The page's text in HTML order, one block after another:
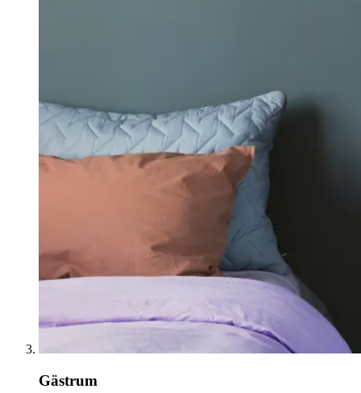
Gästrum